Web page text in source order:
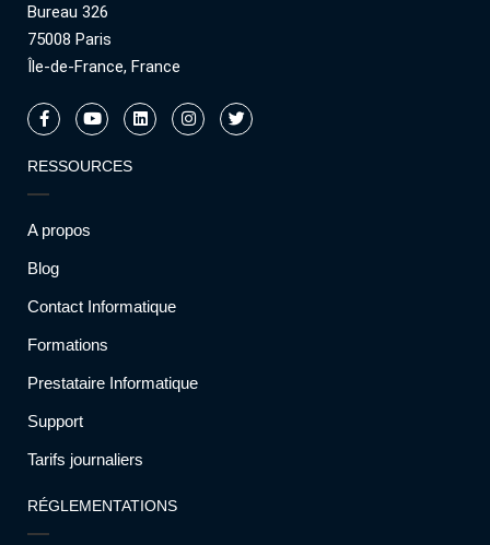
Bureau 326
75008 Paris
Île-de-France, France
RESSOURCES
A propos
Blog
Contact Informatique
Formations
Prestataire Informatique
Support
Tarifs journaliers
RÉGLEMENTATIONS